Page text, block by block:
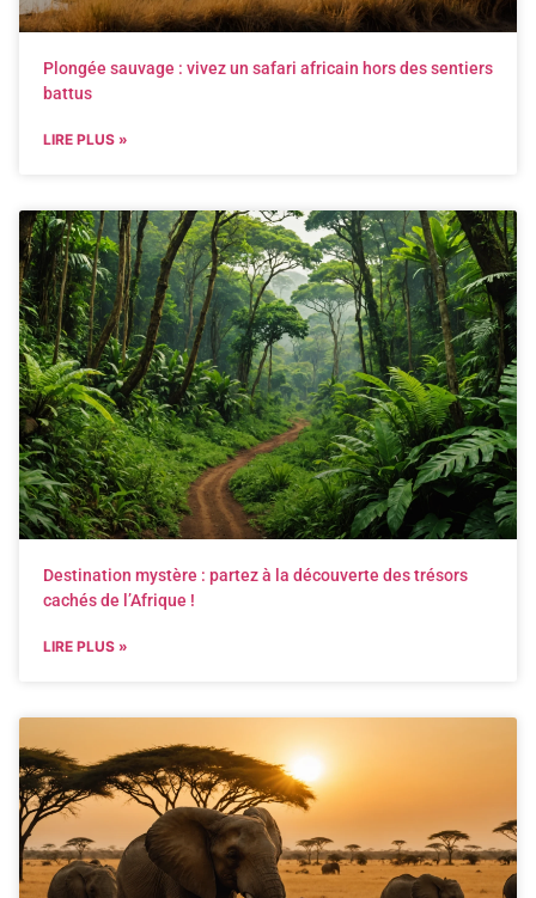
Plongée sauvage : vivez un safari africain hors des sentiers
battus
LIRE PLUS »
Destination mystère : partez à la découverte des trésors
cachés de l’Afrique !
LIRE PLUS »